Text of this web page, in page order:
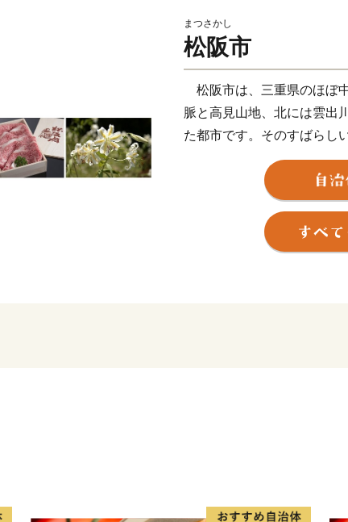
まつさかし
松阪市
松阪市は、三重県のほぼ
脈と高見山地、北には雲出
た都市です。そのすばらし
が育まれてきました。
全国的に有名な“松阪牛（
き特産品や江戸時代の面影
船形埴輪など歴史ロマンに
松阪市では、「子育てが